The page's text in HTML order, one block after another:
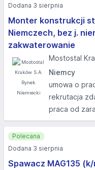
Monter konstrukcji
Niemczech, bez j.
zakwaterowanie
Mostostal
Niemcy
umowa o
rekrutacja
praca od
Dodana 3 sierpnia
Spawacz MAG135
Polecana
Dodana 3 sierpnia